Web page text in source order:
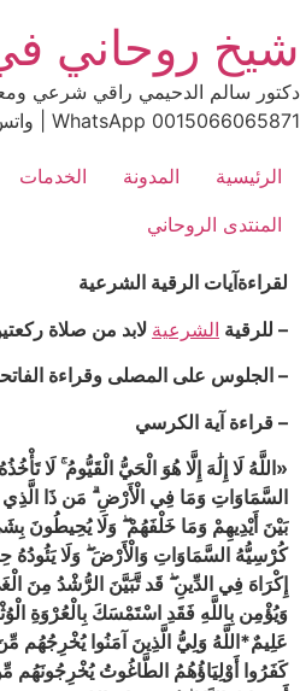
to
content
شيخ روحاني
دكتور سالم الدحيمي راقي شرعي
0015066065871 WhatsApp | واتس آب .
الرئيسية المدونة الخدمات
المنتدى الروحاني
لقراءةآيات الرقية الشرعية
– للرقية الشرعية لابد من صلاة
– الجلوس على المصلى وقراءة
– قراءة آية الكرسي
«اللَّهُ لَا إِلَٰهَ إِلَّا هُوَ الْحَيُّ الْقَيُّومُ ۚ لَا
السَّمَاوَاتِ وَمَا فِي الْأَرْضِ ۗ مَن ذَا الَّذِي
بَيْنَ أَيْدِيهِمْ وَمَا خَلْفَهُمْ ۖ وَلَا يُحِيطُونَ
كُرْسِيُّهُ السَّمَاوَاتِ وَالْأَرْضَ ۖ وَلَا يَئُودُهُ
إِكْرَاهَ فِي الدِّينِ ۖ قَد تَّبَيَّنَ الرُّشْدُ مِنَ
وَيُؤْمِن بِاللَّهِ فَقَدِ اسْتَمْسَكَ بِالْعُرْوَةِ
عَلِيمٌ*اللَّهُ وَلِيُّ الَّذِينَ آمَنُوا يُخْرِجُهُم
كَفَرُوا أَوْلِيَاؤُهُمُ الطَّاغُوتُ يُخْرِجُونَهُم